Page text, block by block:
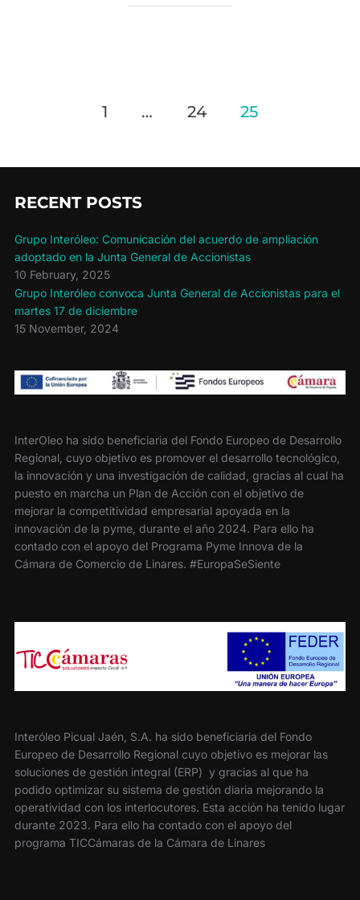
1 … 24 25
RECENT POSTS
Grupo Interóleo: Comunicación del acuerdo de ampliación
adoptado en la Junta General de Accionistas
10 February, 2025
Grupo Interóleo convoca Junta General de Accionistas para el
martes 17 de diciembre
15 November, 2024
InterOleo ha sido beneficiaria del Fondo Europeo de Desarrollo
Regional, cuyo objetivo es promover el desarrollo tecnológico,
la innovación y una investigación de calidad, gracias al cual ha
puesto en marcha un Plan de Acción con el objetivo de
mejorar la competitividad empresarial apoyada en la
innovación de la pyme, durante el año 2024. Para ello ha
contado con el apoyo del Programa Pyme Innova de la
Cámara de Comercio de Linares. #EuropaSeSiente
Interóleo Picual Jaén, S.A. ha sido beneficiaria del Fondo
Europeo de Desarrollo Regional cuyo objetivo es mejorar las
soluciones de gestión integral (ERP) y gracias al que ha
podido optimizar su sistema de gestión diaria mejorando la
operatividad con los interlocutores. Esta acción ha tenido lugar
durante 2023. Para ello ha contado con el apoyo del
programa TICCámaras de la Cámara de Linares